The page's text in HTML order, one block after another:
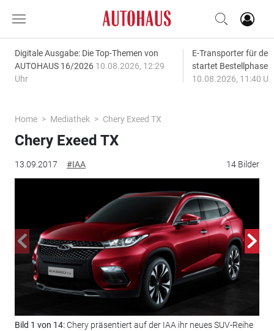
Digitale Ausgabe: Die Top-Themen von
AUTOHAUS 16/2026 10.08.2026, 12:29
Uhr
E-Transporter für
startet Bestellphase
10.08.2026, 11:40
Home Mediathek Chery Exeed TX
13.09.2017 #IAA 14 Bilder
Chery Exeed TX
Bild 1 von 14: Chery präsentiert auf der IAA ihr neues SUV-Reihe